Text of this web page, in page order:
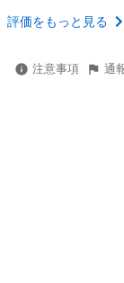
評価をもっと見る
注意事項 通